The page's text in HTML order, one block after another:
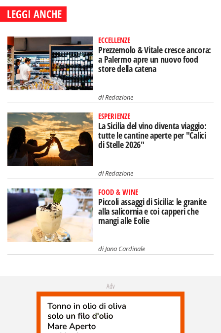
LEGGI ANCHE
ECCELLENZE
Prezzemolo & Vitale cresce ancora:
a Palermo apre un nuovo food
store della catena
diRedazione
ESPERIENZE
La Sicilia del vino diventa viaggio:
tutte le cantine aperte per "Calici
di Stelle 2026"
diRedazione
FOOD & WINE
Piccoli assaggi di Sicilia: le granite
alla salicornia e coi capperi che
mangi alle Eolie
diJana Cardinale
Adv